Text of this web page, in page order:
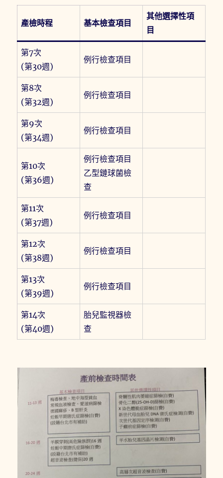
產檢時程 基本檢查項目
其他選擇性項
目
第7次
(第30週)
例行檢查項目
第8次
(第32週)
例行檢查項目
第9次
(第34週)
例行檢查項目
第10次
(第36週)
例行檢查項目
乙型鏈球菌檢
查
第11次
(第37週)
例行檢查項目
第12次
(第38週)
例行檢查項目
第13次
(第39週)
例行檢查項目
第14次
(第40週)
胎兒監視器檢
查